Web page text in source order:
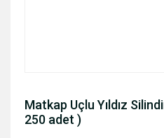
Matkap Uçlu Yıldız
250 adet )